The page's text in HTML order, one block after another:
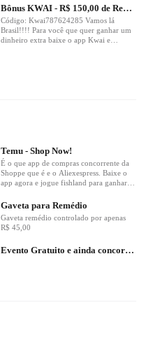
producto? 😍. ¡Sigue el Instagram de la
tienda, ayúdanos a crecer! 🥰
Bônus KWAI - R$ 150,00 de Renda Extra
Código: Kwai787624285 Vamos lá
Brasil!!!! Para você que quer ganhar um
dinheiro extra baixe o app Kwai e
Temu - Shop Now!
É o que app de compras concorrente da
Shoppe que é e o Aliexespress. Baixe o
app agora e jogue fishland para ganhar 2
❤4
Gaveta para Remédio
Gaveta remédio controlado por apenas
R$ 45,00
❤24
Evento Gratuito e ainda concorra a prêmios